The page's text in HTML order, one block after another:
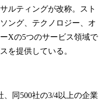
ルティングが改称。スト
ング、テクノロジー、オ
Xの5つのサービス領域で
を提供している。
、同500社の3/4以上の企業